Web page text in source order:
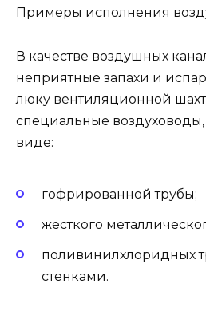
Примеры исполнения
В качестве воздушных
неприятные запахи и
люку вентиляционной
специальные
виде:
гофрированной трубы;
жесткого
поливинилхлоридных
стенками.